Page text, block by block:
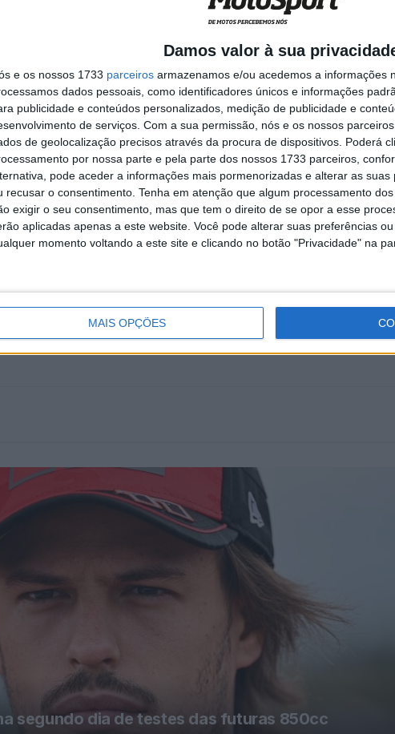
Damos valor à sua
e os nossos 1733 parceiros armazenamos e/ou acedemos a informações
dados pessoais, como identificadores únicos e informações
publicidade e conteúdos personalizados, medição de publicidade e
de serviços. Com a sua permissão, nós e os nossos
de geolocalização precisos através da procura de dispositivos. Poderá
por nossa parte e pela parte dos nossos 1733 parceiros,
pode aceder a informações mais pormenorizadas e alterar as
recusar o consentimento. Tenha em atenção que algum processamento
exigir o seu consentimento, mas que tem o direito de se opor a esse
aplicadas apenas a este website. Você pode alterar suas preferências
momento voltando a este site e clicando no botão "Privacidade" na
MAIS OPÇÕES
Ducati domina
dia de testes das
850cc
2026
MotoGP: Tensão entre
Viñales? Steiner admite
‘fricção’ entre as partes
7 AGOSTO, 2026
Gerard Farrés Guell
Melo
segundo dia de testes das futuras 850cc